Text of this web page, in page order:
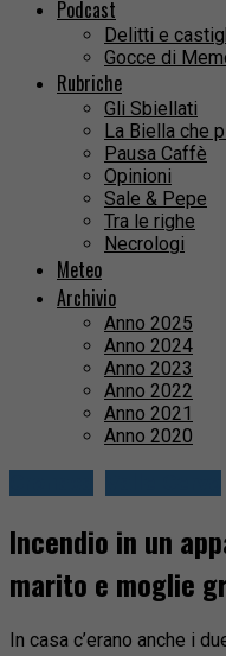
Podcast
Delitti e
Gocce di
Rubriche
Gli Sbiellati
La Biella che
Pausa Caffè
Opinioni
Sale & Pepe
Tra le righe
Necrologi
Meteo
Archivio
Anno 2025
Anno 2024
Anno 2023
Anno 2022
Anno 2021
Anno 2020
Incendio in un
marito e moglie
In casa c’erano anche i